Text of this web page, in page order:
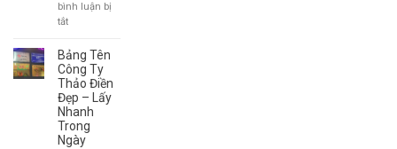
bình luận bị
tắtở
Bảng
Số
Nhà
Quận
2
Sang
Trọng,
Bảng Tên
Công Ty
Thảo Điền
Đẹp – Lấy
Nhanh
Trong
Ngày